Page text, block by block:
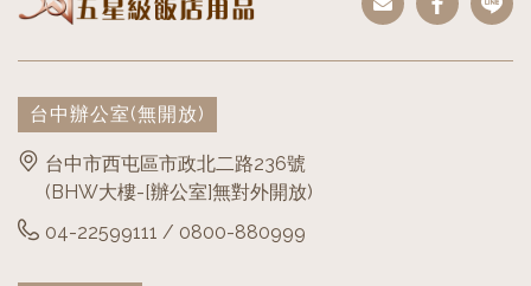
台中辦公室(無開放)
台中市西屯區市政北二路236號
(BHW大樓-[辦公室]無對外開放)
04-22599111 / 0800-880999